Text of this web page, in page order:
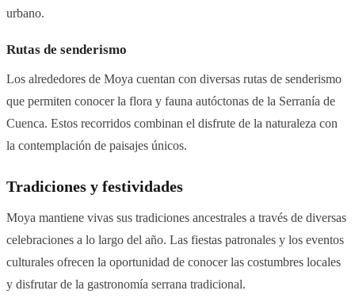
urbano.
Rutas de senderismo
Los alrededores de Moya cuentan con diversas rutas de senderismo
que permiten conocer la flora y fauna autóctonas de la Serranía de
Cuenca. Estos recorridos combinan el disfrute de la naturaleza con
la contemplación de paisajes únicos.
Tradiciones y festividades
Moya mantiene vivas sus tradiciones ancestrales a través de diversas
celebraciones a lo largo del año. Las fiestas patronales y los eventos
culturales ofrecen la oportunidad de conocer las costumbres locales
y disfrutar de la gastronomía serrana tradicional.